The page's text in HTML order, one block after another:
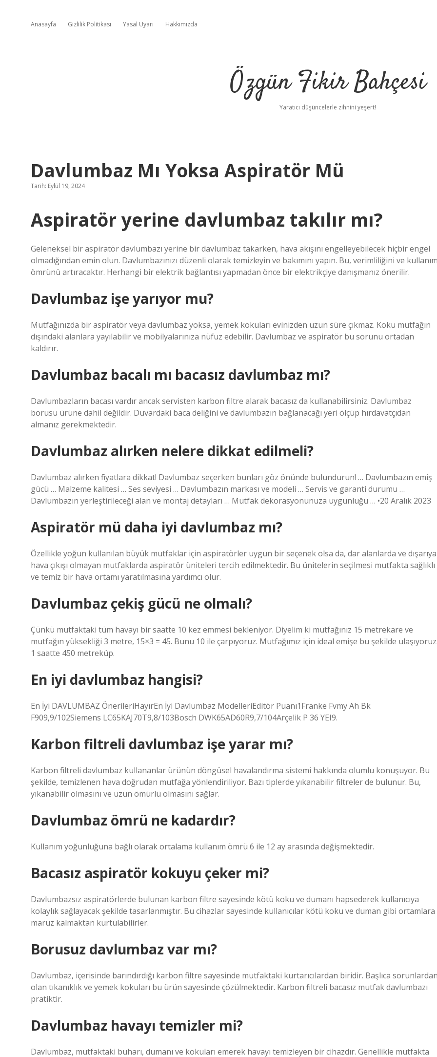
Anasayfa Gizlilik Politikası Yasal Uyarı Hakkımızda
Özgün Fikir Bahçesi
Yaratıcı düşüncelerle zihnini yeşert!
Davlumbaz Mı Yoksa Aspiratör Mü
Tarih: Eylül 19, 2024
Aspiratör yerine davlumbaz takılır mı?
Geleneksel bir aspiratör davlumbazı yerine bir davlumbaz takarken, hava akışını engelleyebilecek hiçbir engel
olmadığından emin olun. Davlumbazınızı düzenli olarak temizleyin ve bakımını yapın. Bu, verimliliğini ve
ömrünü artıracaktır. Herhangi bir elektrik bağlantısı yapmadan önce bir elektrikçiye danışmanız önerilir.
Davlumbaz işe yarıyor mu?
Mutfağınızda bir aspiratör veya davlumbaz yoksa, yemek kokuları evinizden uzun süre çıkmaz. Koku mutfağın
dışındaki alanlara yayılabilir ve mobilyalarınıza nüfuz edebilir. Davlumbaz ve aspiratör bu sorunu ortadan
kaldırır.
Davlumbaz bacalı mı bacasız davlumbaz mı?
Davlumbazların bacası vardır ancak servisten karbon filtre alarak bacasız da kullanabilirsiniz. Davlumbaz
borusu ürüne dahil değildir. Duvardaki baca deliğini ve davlumbazın bağlanacağı yeri ölçüp hırdavatçıdan
almanız gerekmektedir.
Davlumbaz alırken nelere dikkat edilmeli?
Davlumbaz alırken fiyatlara dikkat! Davlumbaz seçerken bunları göz önünde bulundurun! … Davlumbazın emiş
gücü … Malzeme kalitesi … Ses seviyesi … Davlumbazın markası ve modeli … Servis ve garanti durumu …
Davlumbazın yerleştirileceği alan ve montaj detayları … Mutfak dekorasyonunuza uygunluğu … •20 Aralık 2023
Aspiratör mü daha iyi davlumbaz mı?
Özellikle yoğun kullanılan büyük mutfaklar için aspiratörler uygun bir seçenek olsa da, dar alanlarda ve dışarıya
hava çıkışı olmayan mutfaklarda aspiratör üniteleri tercih edilmektedir. Bu ünitelerin seçilmesi mutfakta sağlıklı
ve temiz bir hava ortamı yaratılmasına yardımcı olur.
Davlumbaz çekiş gücü ne olmalı?
Çünkü mutfaktaki tüm havayı bir saatte 10 kez emmesi bekleniyor. Diyelim ki mutfağınız 15 metrekare ve
mutfağın yüksekliği 3 metre, 15×3 = 45. Bunu 10 ile çarpıyoruz. Mutfağımız için ideal emişe bu şekilde
1 saatte 450 metreküp.
En iyi davlumbaz hangisi?
En İyi DAVLUMBAZ ÖnerileriHayırEn İyi Davlumbaz ModelleriEditör Puanı1Franke Fvmy Ah Bk
F909,9/102Siemens LC65KAJ70T9,8/103Bosch DWK65AD60R9,7/104Arçelik P 36 YEI9.
Karbon filtreli davlumbaz işe yarar mı?
Karbon filtreli davlumbaz kullananlar ürünün döngüsel havalandırma sistemi hakkında olumlu konuşuyor. Bu
şekilde, temizlenen hava doğrudan mutfağa yönlendiriliyor. Bazı tiplerde yıkanabilir filtreler de bulunur. Bu,
yıkanabilir olmasını ve uzun ömürlü olmasını sağlar.
Davlumbaz ömrü ne kadardır?
Kullanım yoğunluğuna bağlı olarak ortalama kullanım ömrü 6 ile 12 ay arasında değişmektedir.
Bacasız aspiratör kokuyu çeker mi?
Davlumbazsız aspiratörlerde bulunan karbon filtre sayesinde kötü koku ve dumanı hapsederek kullanıcıya
kolaylık sağlayacak şekilde tasarlanmıştır. Bu cihazlar sayesinde kullanıcılar kötü koku ve duman gibi ortamlara
maruz kalmaktan kurtulabilirler.
Borusuz davlumbaz var mı?
Davlumbaz, içerisinde barındırdığı karbon filtre sayesinde mutfaktaki kurtarıcılardan biridir. Başlıca
olan tıkanıklık ve yemek kokuları bu ürün sayesinde çözülmektedir. Karbon filtreli bacasız mutfak davlumbazı
pratiktir.
Davlumbaz havayı temizler mi?
Davlumbaz, mutfaktaki buharı, dumanı ve kokuları emerek havayı temizleyen bir cihazdır. Genellikle mutfakta